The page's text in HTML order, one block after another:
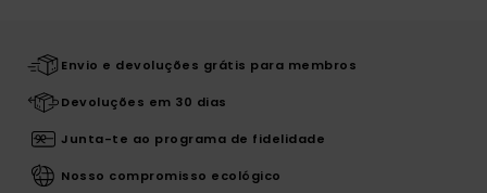
Envio e devoluções grátis para membros
Devoluções em 30 dias
Junta-te ao programa de fidelidade
Nosso compromisso ecológico